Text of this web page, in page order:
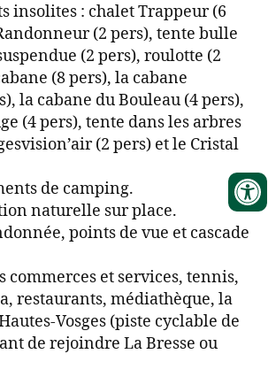
insolites : chalet Trappeur (6
(2 pers), tente bulle
(2 pers), roulotte (2
(8 pers), la cabane
la cabane du Bouleau (4 pers),
(4 pers), tente dans les arbres
(2 pers) et le Cristal
de camping.
naturelle sur place.
points de vue et cascade
commerces et services, tennis,
restaurants, médiathèque, la
Vosges (piste cyclable de
de rejoindre La Bresse ou